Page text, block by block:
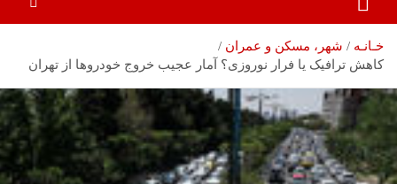
خـانـه
شهر، مسکن و عمران
کاهش ترافیک یا فرار نوروزی؟ آمار عجیب خروج خودروها از تهران